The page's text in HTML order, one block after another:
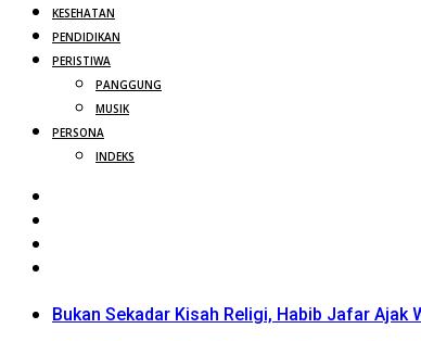
KESEHATAN
PENDIDIKAN
PERISTIWA
PANGGUNG
MUSIK
PERSONA
INDEKS
Bukan Sekadar Kisah Religi, Habib Jafar Ajak